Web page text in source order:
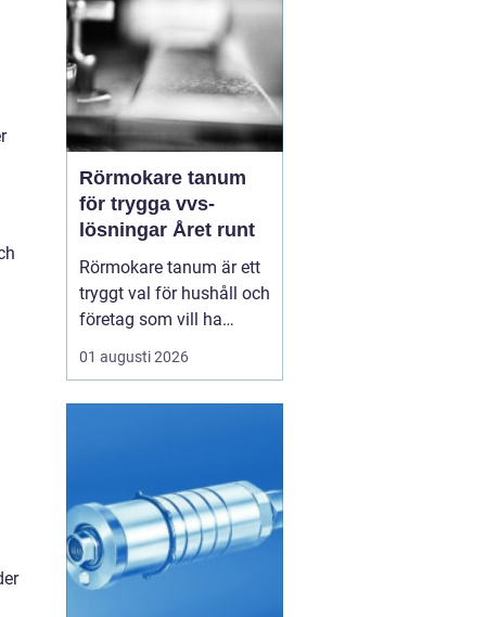
Rörmokare tanum
för trygga vvs-
lösningar Året runt
Rörmokare tanum är ett
tryggt val för hushåll och
företag som vill ha
säkra, hållbara och
professionella vvs-
renoveringar och
energisnåla
uppvärmningssystem.
Rätt ...
01 augusti 2026